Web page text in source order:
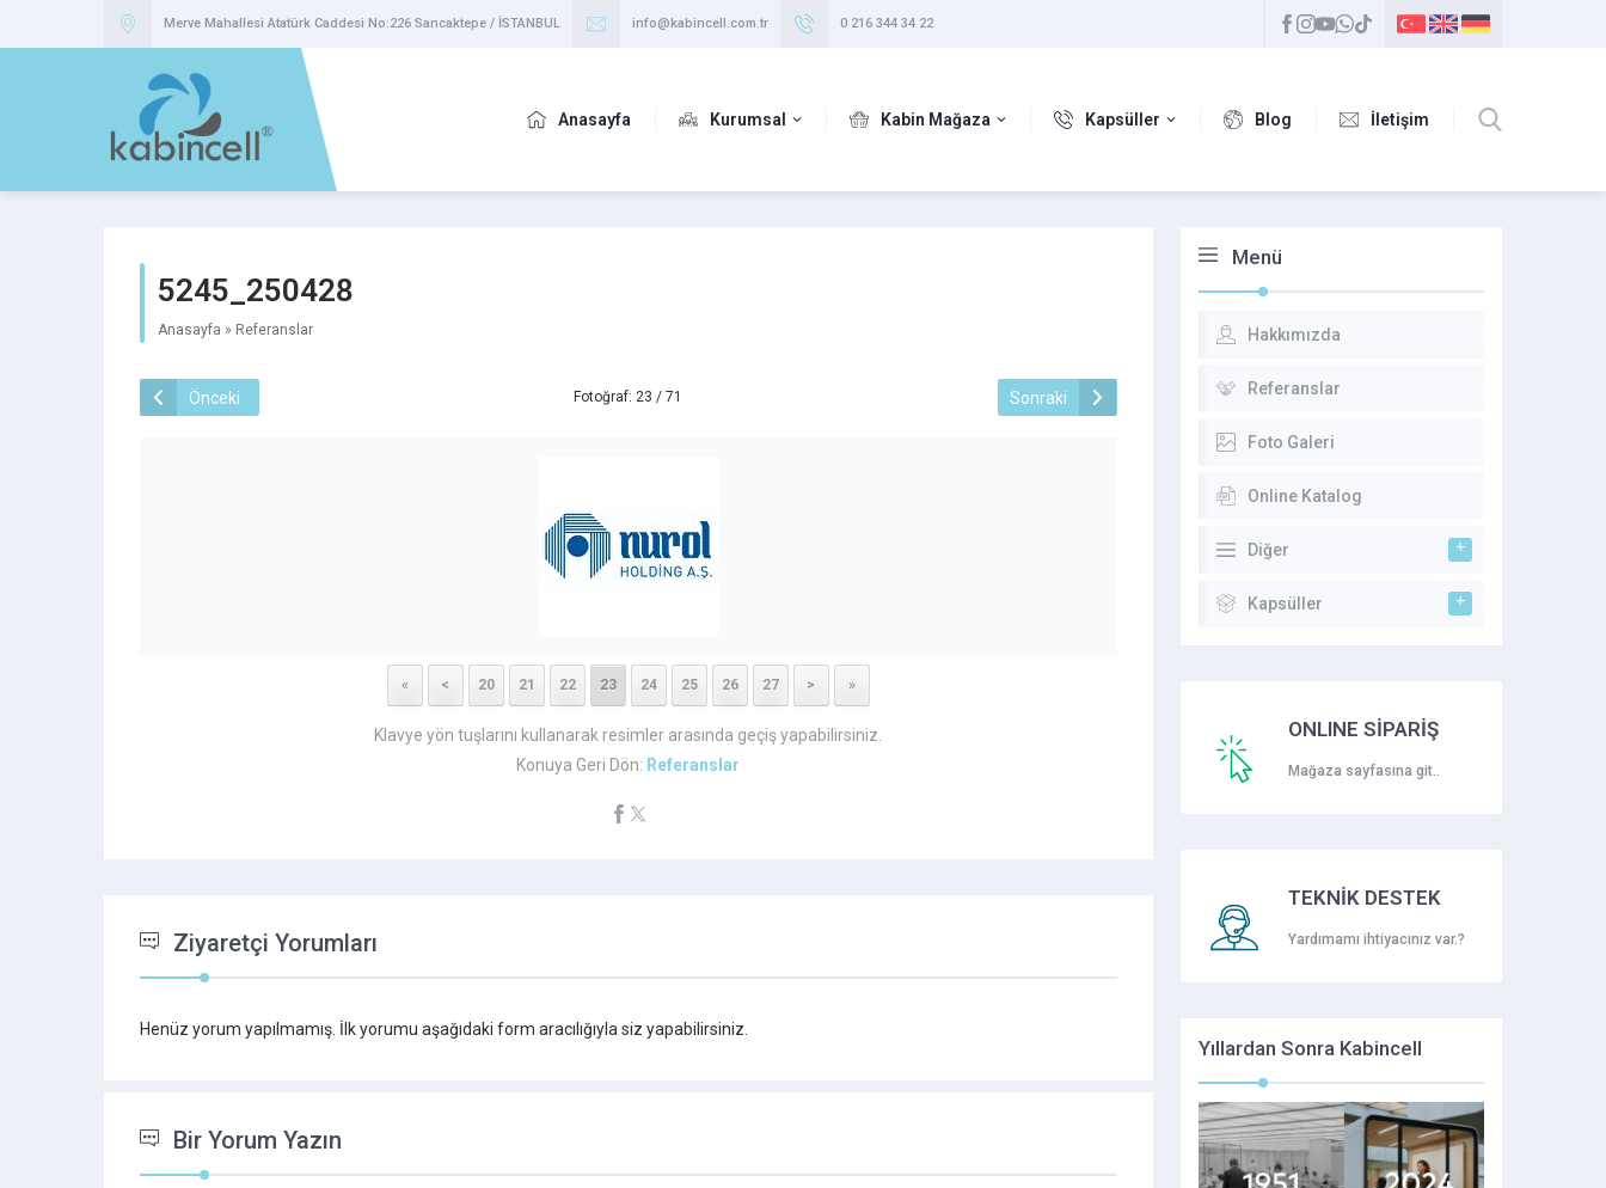
Merve Mahallesi Atatürk Caddesi No:226 Sancaktepe / İSTANBUL info@kabincell.com.tr 0 216 344 34 22
Anasayfa Kurumsal Kabin Mağaza Kapsüller Blog İletişim
5245_250428
Anasayfa » Referanslar
Önceki Fotoğraf: 23 / 71 Sonraki
« < 20 21 22 23 24 25 26 27 > »
Klavye yön tuşlarını kullanarak resimler arasında geçiş yapabilirsiniz.
Konuya Geri Dön: Referanslar
Ziyaretçi Yorumları
Henüz yorum yapılmamış. İlk yorumu aşağıdaki form aracılığıyla siz yapabilirsiniz.
Bir Yorum Yazın
Menü
Hakkımızda
Referanslar
Foto Galeri
Online Katalog
Diğer
Kapsüller
ONLINE SİPARİŞ
Mağaza sayfasına git..
TEKNİK DESTEK
Yardımamı ihtiyacınız var.?
Yıllardan Sonra Kabincell